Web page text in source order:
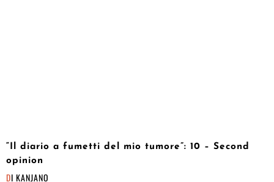
“Il diario a fumetti del mio tumore”: 10 – Second
opinion
DI KANJANO